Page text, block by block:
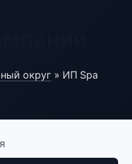
округ » ИП Spa